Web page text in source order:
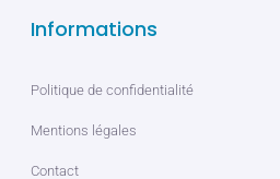
Informations
Politique de confidentialité
Mentions légales
Contact